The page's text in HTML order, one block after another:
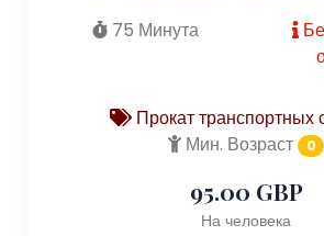
75 Минута
Прокат транспортных
Мин. Возраст
0
95.00 GBP
На человека